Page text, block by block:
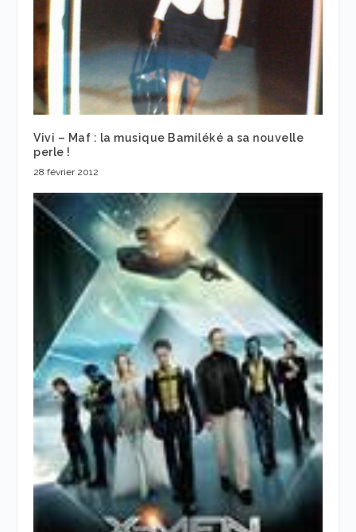
Vivi – Maf : la musique Bamiléké a sa nouvelle
perle !
28 février 2012